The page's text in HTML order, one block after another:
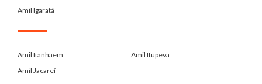
Amil Igaratá
Amil Itanhaem
Amil Itupeva
Amil Jacareí